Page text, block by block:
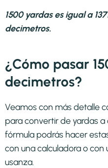
1500 yardas es igual a
decimetros.
¿Cómo pasar
decimetros?
Veamos con más detalle
para convertir de yardas
fórmula podrás hacer
con una calculadora o
usanza.